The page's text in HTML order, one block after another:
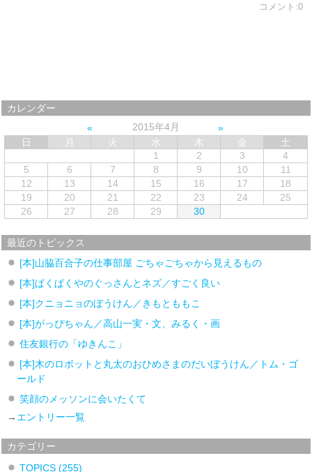
コメント:0
カレンダー
2015年4月
日
月 火 水 木 金
土
1
2 3
4
5
6 7 8 9 10
11
12
13 14 15 16 17
18
19
20 21 22 23 24
25
26
27 28 29 30
最近のトピックス
[本]山脇百合子の仕事部屋 ごちゃごちゃから見えるもの
[本]ぱくぱくやのぐっさんとネズ／すごく良い
[本]クニョニョのぼうけん／きもとももこ
[本]がっぴちゃん／高山一実・文、みるく・画
住友銀行の「ゆきんこ」
[本]木のロボットと丸太のおひめさまのだいぼうけん／トム・ゴ
ールド
笑顔のメッソンに会いたくて
→ エントリー一覧
カテゴリー
TOPICS(255)